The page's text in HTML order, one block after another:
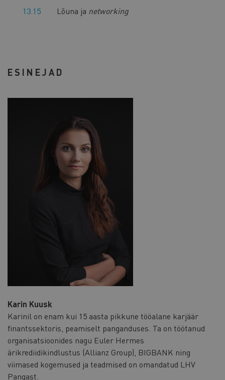
13.15
Lõuna ja networking
ESINEJAD
Karin Kuusk
Karinil on enam kui 15 aasta pikkune tööalane karjäär
finantssektoris, peamiselt panganduses. Ta on töötanud
organisatsioonides nagu Euler Hermes
ärikrediidikindlustus (Allianz Group), BIGBANK ning
viimased kogemused ja teadmised on omandatud LHV
Pangast.